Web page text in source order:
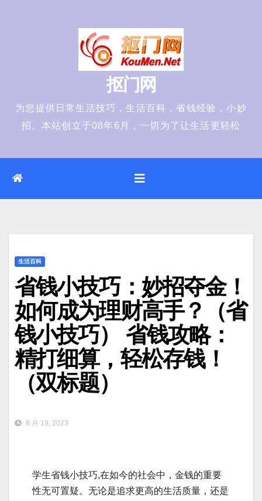
抠门网
为您提供日常生活技巧，生活百科，省钱经验，小妙
招。本站创立于08年6月，一切为了让生活更轻松
生活百科
省钱小技巧：妙招夺金！
如何成为理财高手？（省
钱小技巧） 省钱攻略：
精打细算，轻松存钱！
（双标题）
8 月 19, 2023
学生省钱小技巧,在如今的社会中，金钱的重要
性无可置疑。无论是追求更高的生活质量，还是